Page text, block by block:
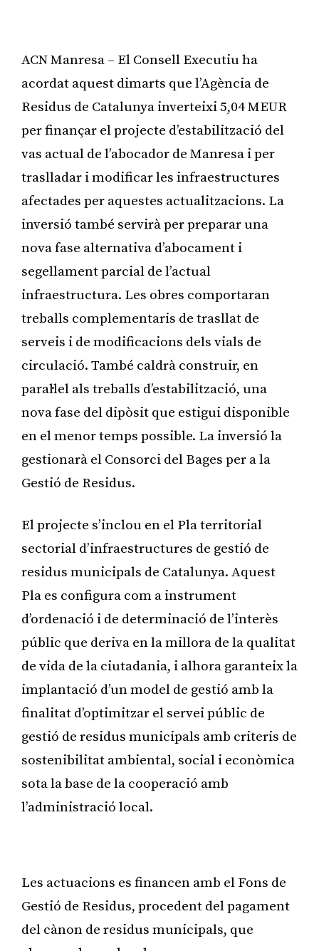
ACN Manresa – El Consell Executiu ha
acordat aquest dimarts que l’Agència de
Residus de Catalunya inverteixi 5,04 MEUR
per finançar el projecte d’estabilització del
vas actual de l’abocador de Manresa i per
traslladar i modificar les infraestructures
afectades per aquestes actualitzacions. La
inversió també servirà per preparar una
nova fase alternativa d’abocament i
segellament parcial de l’actual
infraestructura. Les obres comportaran
treballs complementaris de trasllat de
serveis i de modificacions dels vials de
circulació. També caldrà construir, en
paral·lel als treballs d’estabilització, una
nova fase del dipòsit que estigui disponible
en el menor temps possible. La inversió la
gestionarà el Consorci del Bages per a la
Gestió de Residus.
El projecte s’inclou en el Pla territorial
sectorial d’infraestructures de gestió de
residus municipals de Catalunya. Aquest
Pla es configura com a instrument
d’ordenació i de determinació de l’interès
públic que deriva en la millora de la qualitat
de vida de la ciutadania, i alhora garanteix la
implantació d’un model de gestió amb la
finalitat d’optimitzar el servei públic de
gestió de residus municipals amb criteris de
sostenibilitat ambiental, social i econòmica
sota la base de la cooperació amb
l’administració local.
Les actuacions es financen amb el Fons de
Gestió de Residus, procedent del pagament
del cànon de residus municipals, que